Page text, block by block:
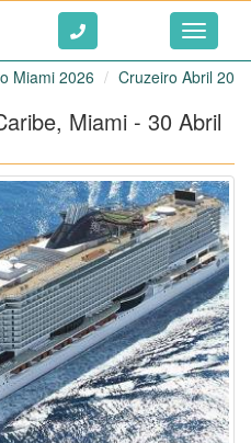
Ir ao conteúdo
Toggle
Miami 2026 Cruzeiro Abril 2026
Miami - 30 Abril